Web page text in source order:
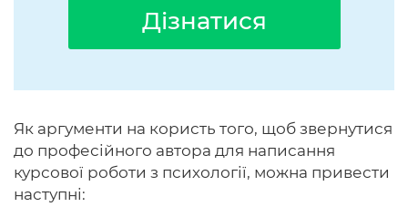
Дізнатися
Як аргументи на користь того, щоб звернутися
до професійного автора для написання
курсової роботи з психології, можна привести
наступні: